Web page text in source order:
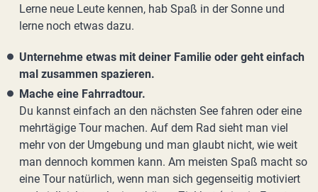
Lerne neue Leute kennen, hab Spaß in der Sonne und
lerne noch etwas dazu.
Unternehme etwas mit deiner Familie oder geht einfach
mal zusammen spazieren.
Mache eine Fahrradtour.
Du kannst einfach an den nächsten See fahren oder eine
mehrtägige Tour machen. Auf dem Rad sieht man viel
mehr von der Umgebung und man glaubt nicht, wie weit
man dennoch kommen kann. Am meisten Spaß macht so
eine Tour natürlich, wenn man sich gegenseitig motiviert